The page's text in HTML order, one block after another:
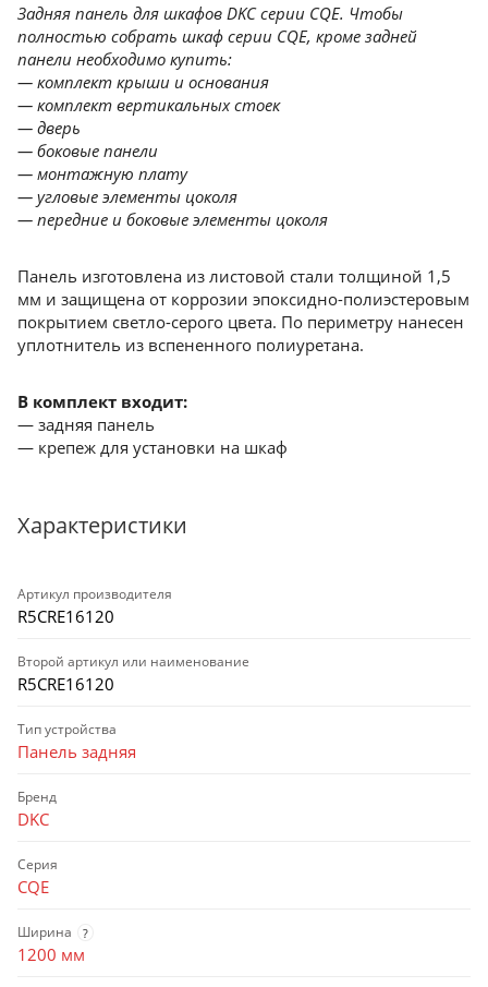
Задняя панель для шкафов DKC серии CQE. Чтобы
полностью собрать шкаф серии CQE, кроме задней
панели необходимо купить:
— комплект крыши и основания
— комплект вертикальных стоек
— дверь
— боковые панели
— монтажную плату
— угловые элементы цоколя
— передние и боковые элементы цоколя
Панель изготовлена из листовой стали толщиной 1,5
мм и защищена от коррозии эпоксидно-полиэстеровым
покрытием светло-серого цвета. По периметру нанесен
уплотнитель из вспененного полиуретана.
В комплект входит:
— задняя панель
— крепеж для установки на шкаф
Характеристики
Артикул производителя
R5CRE16120
Второй артикул или наименование
R5CRE16120
Тип устройства
Панель задняя
Бренд
DKC
Серия
CQE
Ширина ?
1200 мм